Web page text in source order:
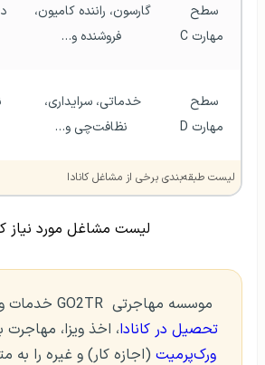
مهارت C
فروشنده و…
مهارت D
نظافت‌چی و…
لیست طبقه‌بندی برخی از مشاغل کانادا
لیست مشاغل مورد نیاز
موسسه مهاجرتی GO2TR خدمات ویژه‌ای در زمینه
تحصیل در کانادا، اخذ ویزا، مهاجرت
ورک‌پرمیت (اجازه کار) و غیره را به